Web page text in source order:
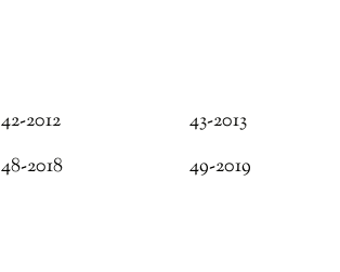
42-2012 43-2013
48-2018 49-2019